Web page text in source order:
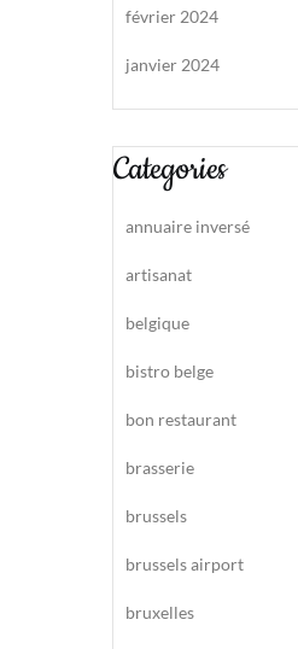
février 2024
janvier 2024
Categories
annuaire inversé
artisanat
belgique
bistro belge
bon restaurant
brasserie
brussels
brussels airport
bruxelles